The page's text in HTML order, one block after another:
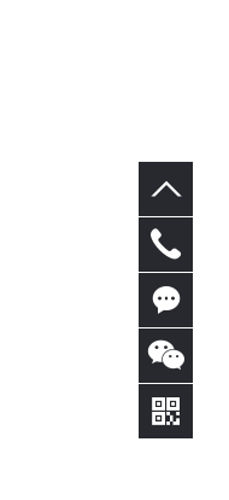
在线
咨询